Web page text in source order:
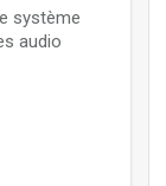
système
audio